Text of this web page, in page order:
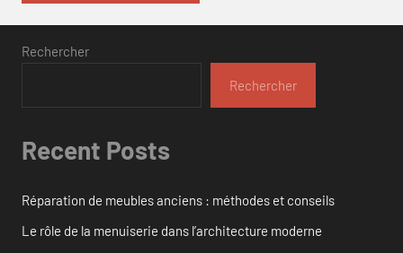
Rechercher
Rechercher
Recent Posts
Réparation de meubles anciens : méthodes et conseils
Le rôle de la menuiserie dans l’architecture moderne